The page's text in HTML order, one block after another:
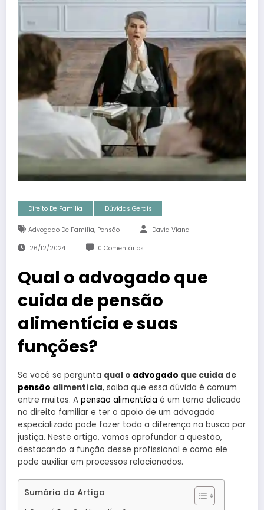
Direito De Familia Dúvidas Gerais
Advogado De Familia, Pensão David Viana
26/12/2024 0 Comentários
Qual o advogado que
cuida de pensão
alimentícia e suas
funções?
Se você se pergunta qual o advogado que cuida de
pensão alimentícia, saiba que essa dúvida é comum
entre muitos. A pensão alimentícia é um tema delicado
no direito familiar e ter o apoio de um advogado
especializado pode fazer toda a diferença na busca por
justiça. Neste artigo, vamos aprofundar a questão,
destacando a função desse profissional e como ele
pode auxiliar em processos relacionados.
Sumário do Artigo